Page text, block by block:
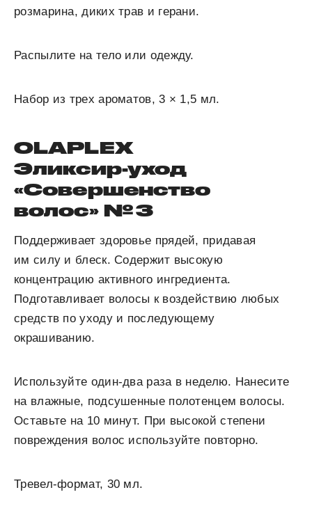
розмарина, диких трав и герани.
Распылите на тело или одежду.
Набор из трех ароматов, 3 × 1,5 мл.
OLAPLEX
Эликсир-уход
«Совершенство
волос» № 3
Поддерживает здоровье прядей, придавая
им силу и блеск. Содержит высокую
концентрацию активного ингредиента.
Подготавливает волосы к воздействию любых
средств по уходу и последующему
окрашиванию.
Используйте один-два раза в неделю. Нанесите
на влажные, подсушенные полотенцем волосы.
Оставьте на 10 минут. При высокой степени
повреждения волос используйте повторно.
Тревел-формат, 30 мл.